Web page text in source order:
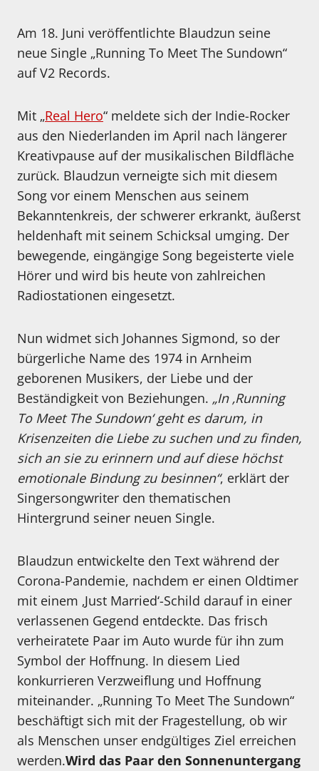
Am 18. Juni veröffentlichte Blaudzun seine
neue Single „Running To Meet The Sundown“
auf V2 Records.
Mit „Real Hero“ meldete sich der Indie-Rocker
aus den Niederlanden im April nach längerer
Kreativpause auf der musikalischen Bildfläche
zurück. Blaudzun verneigte sich mit diesem
Song vor einem Menschen aus seinem
Bekanntenkreis, der schwerer erkrankt, äußerst
heldenhaft mit seinem Schicksal umging. Der
bewegende, eingängige Song begeisterte viele
Hörer und wird bis heute von zahlreichen
Radiostationen eingesetzt.
Nun widmet sich Johannes Sigmond, so der
bürgerliche Name des 1974 in Arnheim
geborenen Musikers, der Liebe und der
Beständigkeit von Beziehungen. „In ‚Running
To Meet The Sundown‘ geht es darum, in
Krisenzeiten die Liebe zu suchen und zu finden,
sich an sie zu erinnern und auf diese höchst
emotionale Bindung zu besinnen“, erklärt der
Singersongwriter den thematischen
Hintergrund seiner neuen Single.
Blaudzun entwickelte den Text während der
Corona-Pandemie, nachdem er einen Oldtimer
mit einem ‚Just Married‘-Schild darauf in einer
verlassenen Gegend entdeckte. Das frisch
verheiratete Paar im Auto wurde für ihn zum
Symbol der Hoffnung. In diesem Lied
konkurrieren Verzweiflung und Hoffnung
miteinander. „Running To Meet The Sundown“
beschäftigt sich mit der Fragestellung, ob wir
als Menschen unser endgültiges Ziel erreichen
werden.Wird das Paar den Sonnenuntergang